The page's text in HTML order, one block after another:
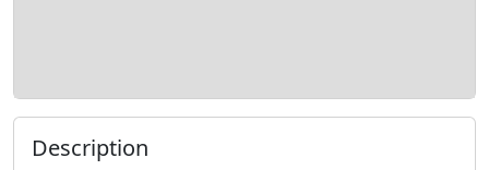
Description